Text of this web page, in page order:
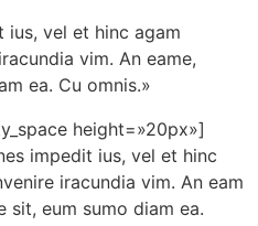
ius, vel et hinc agam
vim. An eame,
ea. Cu omnis.»
height=»20px»]
impedit ius, vel et hinc
iracundia vim. An eam
sit, eum sumo diam ea.